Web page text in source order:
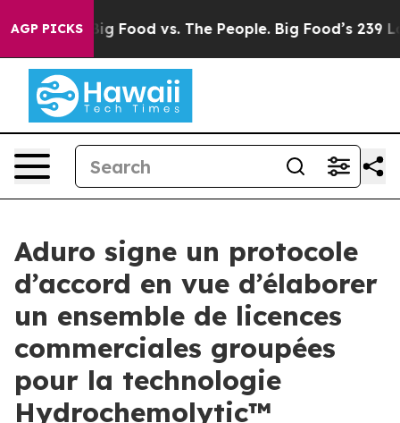
AGP PICKS
Big Food vs. The People. Big Food’s 239 Lawsuits
Aduro signe un protocole
d’accord en vue d’élaborer
un ensemble de licences
commerciales groupées
pour la technologie
Hydrochemolytic™